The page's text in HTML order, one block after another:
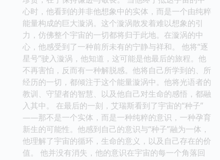
心时，他看到的并非他想象中的实体，而是一个由纯粹
能量构成的巨大漩涡。这个漩涡散发着难以想象的引
力，仿佛整个宇宙的一切都将归于此地。在漩涡的中
心，他感受到了一种前所未有的宁静与祥和。 他将“逐
星号”驶入漩涡，他知道，这可能是他最后的旅程。他
不再害怕，反而有一种解脱感。他将自己所学到的、所
经历的一切，都倾注于这个能量漩涡中。他将光语者的
教训、守望者的智慧、以及他自己对生命的感悟，都融
入其中。 在最后的一刻，艾瑞斯看到了宇宙的“种子”
——那不是一个实体，而是一种纯粹的意识，一种孕育
新生的可能性。他感到自己的意识与“种子”融为一体，
他理解了宇宙的循环，生命的意义，以及自己存在的价
值。 他并没有消失，他的意识在宇宙的每一个角落回